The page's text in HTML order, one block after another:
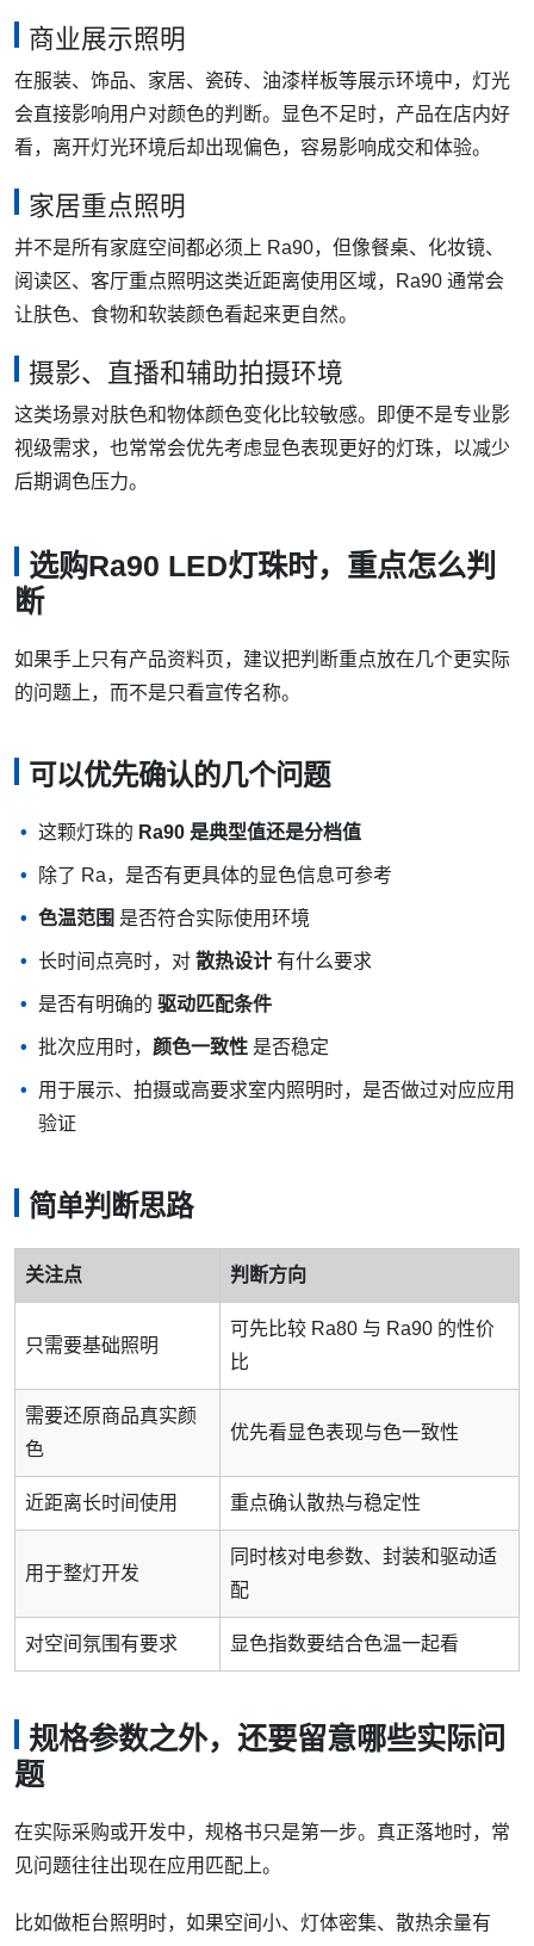
商业展示照明
在服装、饰品、家居、瓷砖、油漆样板等展示环境中，灯光
会直接影响用户对颜色的判断。显色不足时，产品在店内好
看，离开灯光环境后却出现偏色，容易影响成交和体验。
家居重点照明
并不是所有家庭空间都必须上 Ra90，但像餐桌、化妆镜、
阅读区、客厅重点照明这类近距离使用区域，Ra90 通常会
让肤色、食物和软装颜色看起来更自然。
摄影、直播和辅助拍摄环境
这类场景对肤色和物体颜色变化比较敏感。即便不是专业影
视级需求，也常常会优先考虑显色表现更好的灯珠，以减少
后期调色压力。
选购Ra90 LED灯珠时，重点怎么判
断
如果手上只有产品资料页，建议把判断重点放在几个更实际
的问题上，而不是只看宣传名称。
可以优先确认的几个问题
这颗灯珠的 Ra90 是典型值还是分档值
除了 Ra，是否有更具体的显色信息可参考
色温范围 是否符合实际使用环境
长时间点亮时，对 散热设计 有什么要求
是否有明确的 驱动匹配条件
批次应用时， 颜色一致性 是否稳定
用于展示、拍摄或高要求室内照明时，是否做过对应应用
验证
简单判断思路
关注点 判断方向
只需要基础照明
可先比较 Ra80 与 Ra90 的性价
比
需要还原商品真实颜
色
优先看显色表现与色一致性
近距离长时间使用 重点确认散热与稳定性
用于整灯开发
同时核对电参数、封装和驱动适
配
对空间氛围有要求 显色指数要结合色温一起看
规格参数之外，还要留意哪些实际问
题
在实际采购或开发中，规格书只是第一步。真正落地时，常
见问题往往出现在应用匹配上。
比如做柜台照明时，如果空间小、灯体密集、散热余量有